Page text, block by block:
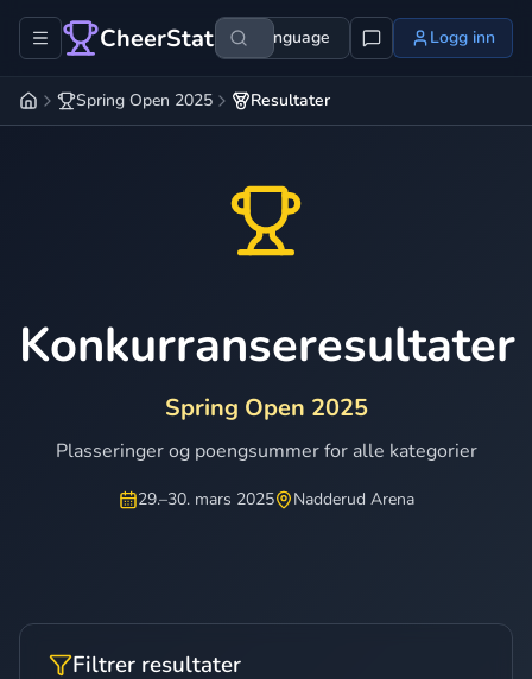
CheerStats Language Logg inn
Spring Open 2025 Resultater
Konkurranseresultater
Spring Open 2025
Plasseringer og poengsummer for alle kategorier
29.–30. mars 2025 Nadderud Arena
Filtrer resultater